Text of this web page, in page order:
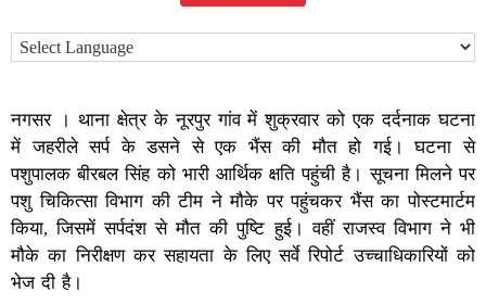
नगसर । थाना क्षेत्र के नूरपुर गांव में शुक्रवार को एक दर्दनाक घटना
में जहरीले सर्प के डसने से एक भैंस की मौत हो गई। घटना से
पशुपालक बीरबल सिंह को भारी आर्थिक क्षति पहुंची है। सूचना मिलने पर
पशु चिकित्सा विभाग की टीम ने मौके पर पहुंचकर भैंस का पोस्टमार्टम
किया, जिसमें सर्पदंश से मौत की पुष्टि हुई। वहीं राजस्व विभाग ने भी
मौके का निरीक्षण कर सहायता के लिए सर्वे रिपोर्ट उच्चाधिकारियों को
भेज दी है।